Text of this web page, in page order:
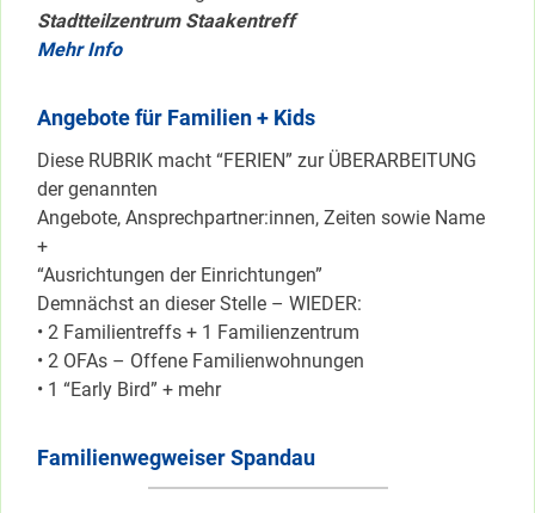
Stadtteilzentrum Staakentreff
Mehr Info
Angebote für Familien + Kids
Diese RUBRIK macht “FERIEN” zur ÜBERARBEITUNG
der genannten
Angebote, Ansprechpartner:innen, Zeiten sowie Name
+
“Ausrichtungen der Einrichtungen”
Demnächst an dieser Stelle – WIEDER:
• 2 Familientreffs + 1 Familienzentrum
• 2 OFAs – Offene Familienwohnungen
• 1 “Early Bird” + mehr
Familienwegweiser Spandau